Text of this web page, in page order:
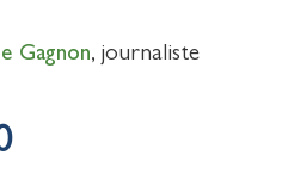
Gagnon, journaliste